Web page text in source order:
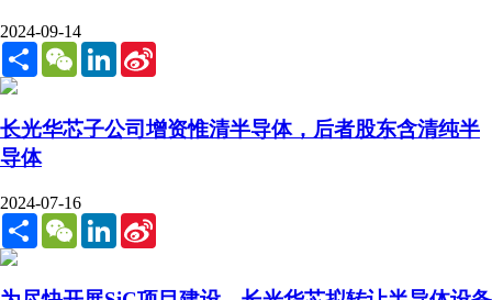
2024-09-14
Share WeChatLinkedIn
长光华芯子公司增资惟清半导体，后者股东含清纯半
导体
2024-07-16
Share WeChatLinkedIn